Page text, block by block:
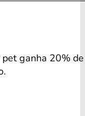
ganha 20%